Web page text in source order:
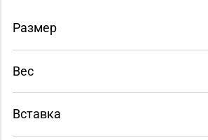
Размер
Вес
Вставка